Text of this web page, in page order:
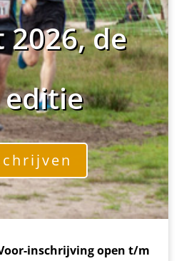
de
editie
Voor-inschrijving open t/m